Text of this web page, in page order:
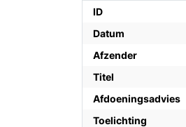
ID
Datum
Afzender
Titel
Afdoeningsadvies
Toelichting